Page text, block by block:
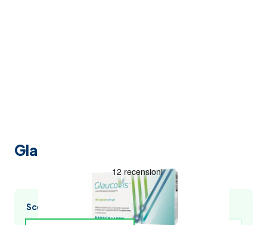
Glaucovis 30 Capsule Softgel
Scegli l’acquisto multiplo e risparmia